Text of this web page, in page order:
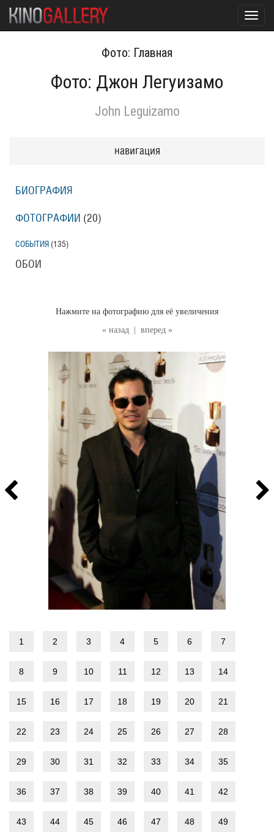
Фото: Главная
Фото: Джон Легуизамо
John Leguizamo
« назад вперед »
Нажмите на фотографию для её увеличения
1 2 3 4 5 6 7
8 9 10 11 12 13 14
15 16 17 18 19 20 21
22 23 24 25 26 27 28
29 30 31 32 33 34 35
36 37 38 39 40 41 42
43 44 45 46 47 48 49
навигация
БИОГРАФИЯ
ФОТОГРАФИИ (20)
СОБЫТИЯ (135)
ОБОИ